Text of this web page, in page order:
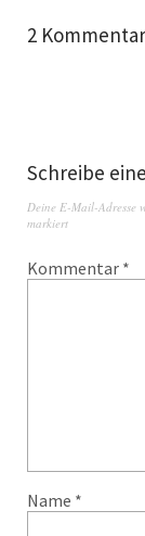
2
Schreibe
Deine E-Mail-Adresse
markiert
Kommentar *
Name *